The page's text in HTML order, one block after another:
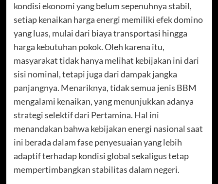
kondisi ekonomi yang belum sepenuhnya stabil,
setiap kenaikan harga energi memiliki efek domino
yang luas, mulai dari biaya transportasi hingga
harga kebutuhan pokok. Oleh karena itu,
masyarakat tidak hanya melihat kebijakan ini dari
sisi nominal, tetapi juga dari dampak jangka
panjangnya. Menariknya, tidak semua jenis BBM
mengalami kenaikan, yang menunjukkan adanya
strategi selektif dari Pertamina. Hal ini
menandakan bahwa kebijakan energi nasional saat
ini berada dalam fase penyesuaian yang lebih
adaptif terhadap kondisi global sekaligus tetap
mempertimbangkan stabilitas dalam negeri.